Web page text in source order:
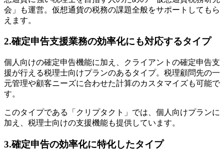
会」も運営。仮想通貨の税務の課題全般をサポートしてもら
えます。
2.確定申告支援業務の効率化にも対応するタイプ
個人向けの確定申告機能に加え、クライアントの確定申告支
援が行える税理士向けプランのあるタイプ。税理顧問先の一
元管理や顧客ニーズに合わせた計算のカスタマイズも可能で
す。
このタイプである「クリプタクト」では、個人向けプランに
加え、税理士向けの支援機能も提供しています。
3.確定申告の効率化に特化したタイプ